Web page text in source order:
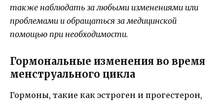
также наблюдать за любыми изменениями или
проблемами и обращаться за медицинской
помощью при необходимости.
Гормональные изменения во время
менструального цикла
Гормоны, такие как эстроген и прогестерон,